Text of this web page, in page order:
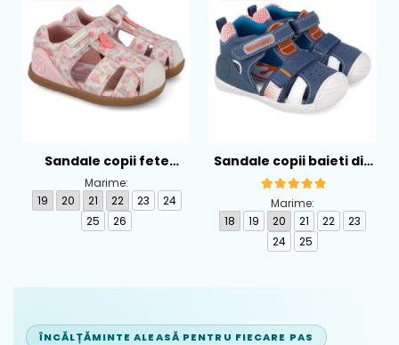
Sandale copii fete
calapod lat din textil
Biomecanics, Roz -
262193-A103
Marime:
19
20 21 22 23
24
25
26
Sandale copii baieti din
piele Biomecanics,
Albastru - 262124-A556
Marime:
18
19 20 21 22
23
24
25
ÎNCĂLȚĂMINTE ALEASĂ PENTRU FIECARE PAS